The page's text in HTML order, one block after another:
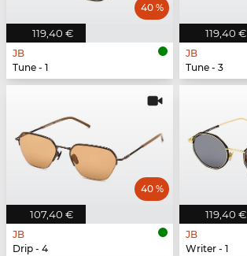
119,40 €
40 %
JB
Tune - 1
119,40 €
JB
Tune - 3
107,40 €
40 %
JB
Drip - 4
119,40 €
JB
Writer - 1